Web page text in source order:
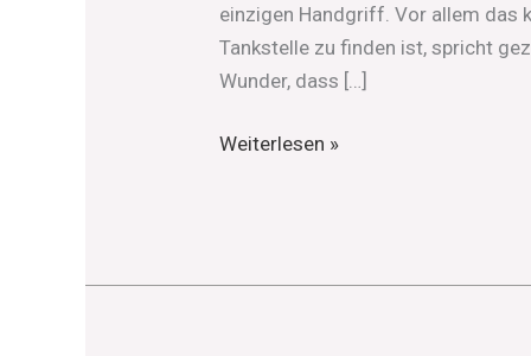
einzigen Handgriff. Vor allem das
Tankstelle zu finden ist, spricht
Wunder, dass […]
Weiterlesen »